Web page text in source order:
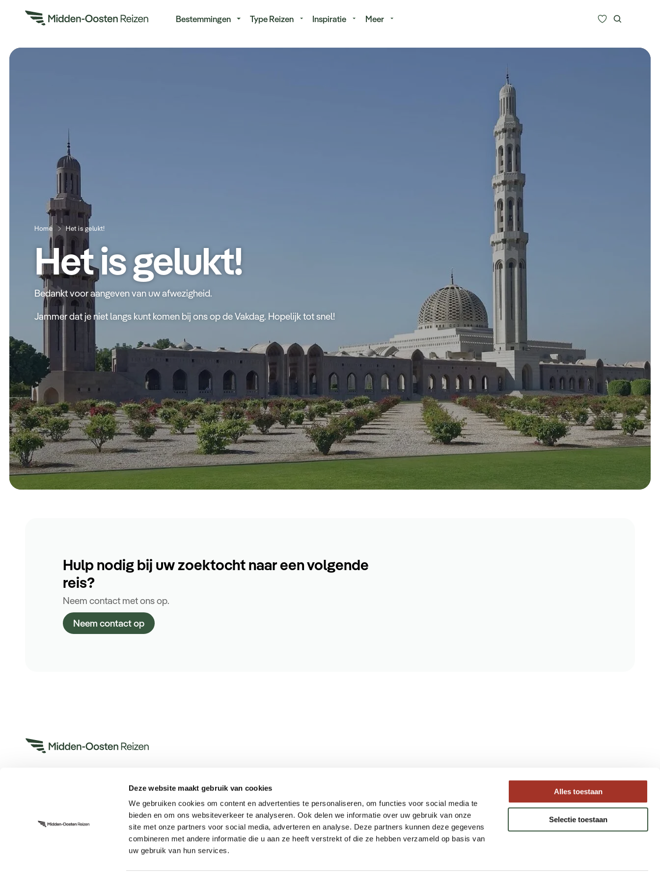
Deze website maakt gebruik van cookies
We gebruiken cookies om content en advertenties te personaliseren, om functies voor social media te
bieden en om ons websiteverkeer te analyseren. Ook delen we informatie over uw gebruik van onze
site met onze partners voor social media, adverteren en analyse. Deze partners kunnen deze gegevens
combineren met andere informatie die u aan ze heeft verstrekt of die ze hebben verzameld op basis van
uw gebruik van hun services.
Alles toestaan
Selectie toestaan
Bestemmingen Type Reizen Inspiratie Meer
Alle bestemmingen
Type Reizen
Inspiratie
Home Het is gelukt!
Het is gelukt!
Bedankt voor aangeven van uw afwezigheid.
Jammer dat je niet langs kunt komen bij ons op de Vakdag. Hopelijk tot snel!
Hulp nodig bij uw zoektocht naar een volgende
reis?
Neem contact met ons op.
Neem contact op
Bel ons op +31 (0)73 22 00 553
Meer informatie
Actueel
Keurmerken
Verantwoord op reis
Vacatures
Maatwerk Rondreizen
Luxe Reizen